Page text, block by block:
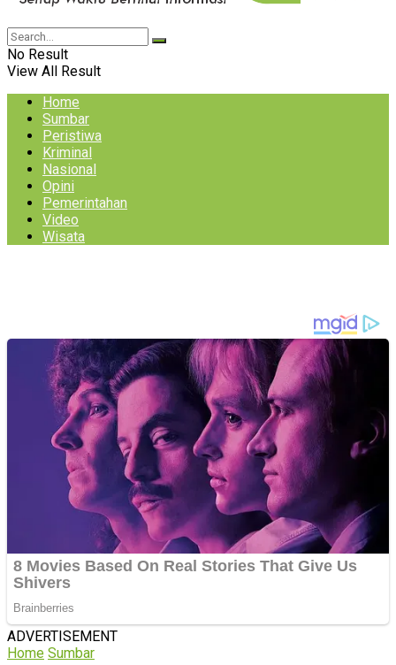
No Result
View All Result
Home
Sumbar
Peristiwa
Kriminal
Nasional
Opini
Pemerintahan
Video
Wisata
ADVERTISEMENT
Home Sumbar